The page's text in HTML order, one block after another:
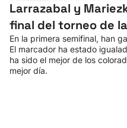
Larrazabal y
final del torneo de
En la primera semifinal, han
El marcador ha estado
ha sido el mejor de los
mejor día.